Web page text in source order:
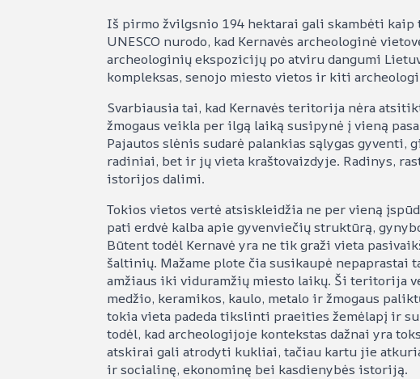
Iš pirmo žvilgsnio 194 hektarai gali skambėti
UNESCO nurodo, kad Kernavės archeologinė
archeologinių ekspozicijų po atviru dangumi
kompleksas, senojo miesto vietos ir kiti
Svarbiausia tai, kad Kernavės teritorija nėra
žmogaus veikla per ilgą laiką susipynė į vieną
Pajautos slėnis sudarė palankias sąlygas
radiniai, bet ir jų vieta kraštovaizdyje. Radinys,
istorijos dalimi.
Tokios vietos vertė atsiskleidžia ne per vieną
pati erdvė kalba apie gyvenviečių struktūrą,
Būtent todėl Kernavė yra ne tik graži vieta
šaltinių. Mažame plote čia susikaupė
amžiaus iki viduramžių miesto laikų. Ši teritorija
medžio, keramikos, kaulo, metalo ir žmogaus
tokia vieta padeda tikslinti praeities žemėlapį ir
todėl, kad archeologijoje kontekstas dažnai yra
atskirai gali atrodyti kukliai, tačiau kartu jie
ir socialinę, ekonominę bei kasdienybės istoriją.